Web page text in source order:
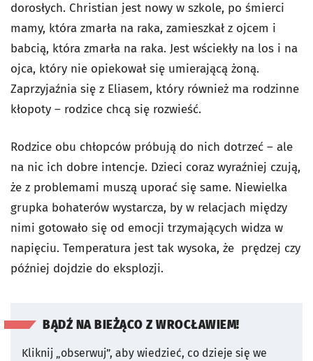
dorosłych. Christian jest nowy w szkole, po śmierci
mamy, która zmarła na raka, zamieszkał z ojcem i
babcią, która zmarła na raka. Jest wściekły na los i na
ojca, który nie opiekował się umierającą żoną.
Zaprzyjaźnia się z Eliasem, który również ma rodzinne
kłopoty – rodzice chcą się rozwieść.
Rodzice obu chłopców próbują do nich dotrzeć – ale
na nic ich dobre intencje. Dzieci coraz wyraźniej czują,
że z problemami muszą uporać się same. Niewielka
grupka bohaterów wystarcza, by w relacjach między
nimi gotowało się od emocji trzymających widza w
napięciu. Temperatura jest tak wysoka, że prędzej czy
później dojdzie do eksplozji.
BĄDŹ NA BIEŻĄCO Z WROCŁAWIEM!
Kliknij „obserwuj”, aby wiedzieć, co dzieje się we